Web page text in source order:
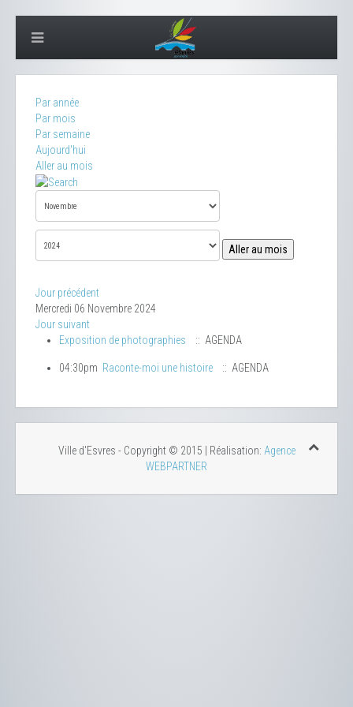
Par année
Par mois
Par semaine
Aujourd'hui
Aller au mois
Aller au mois
Jour précédent
Mercredi 06 Novembre 2024
Jour suivant
Exposition de photographies
:: AGENDA
04:30pm Raconte-moi une histoire :: AGENDA
Ville d'Esvres - Copyright © 2015 | Réalisation: Agence
WEBPARTNER